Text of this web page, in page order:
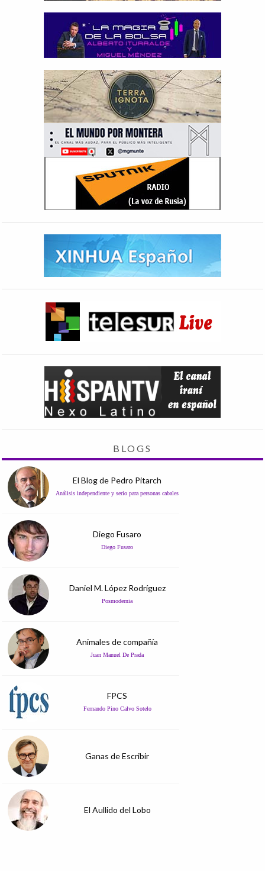
BLOGS
El Blog de Pedro Pitarch
Análisis independiente y serio para personas cabales
Diego Fusaro
Diego Fusaro
Daniel M. López Rodríguez
Posmodernia
Animales de compañía
Juan Manuel De Prada
FPCS
Fernando Pino Calvo Sotelo
Ganas de Escribir
El Aullido del Lobo